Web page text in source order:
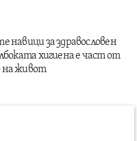
навици за здравословен
хигиена е част от
на живот